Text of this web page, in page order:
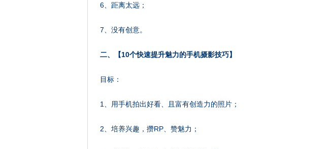
6、距离太远；
7、没有创意。
二、【10个快速提升魅力的手机摄影技巧】
目标：
1、用手机拍出好看、且富有创造力的照片；
2、培养兴趣，攒RP、赞魅力；